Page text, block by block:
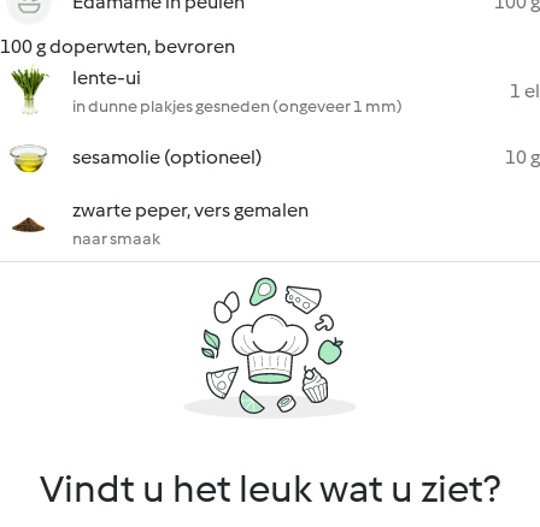
100 g doperwten, bevroren
lente-ui
in dunne plakjes gesneden (ongeveer 1 mm)
1 el
sesamolie (optioneel) 10 g
zwarte peper, vers gemalen
naar smaak
Vindt u het leuk wat u ziet?